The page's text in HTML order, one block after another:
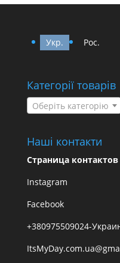
Укр. Рос.
Категорії товарів
Оберіть категорію
Наші контакти
Страница контактов
Instagram
Facebook
+380975509024-